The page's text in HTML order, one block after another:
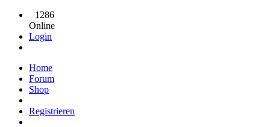
1286
Online
Login
Home
Forum
Shop
Registrieren